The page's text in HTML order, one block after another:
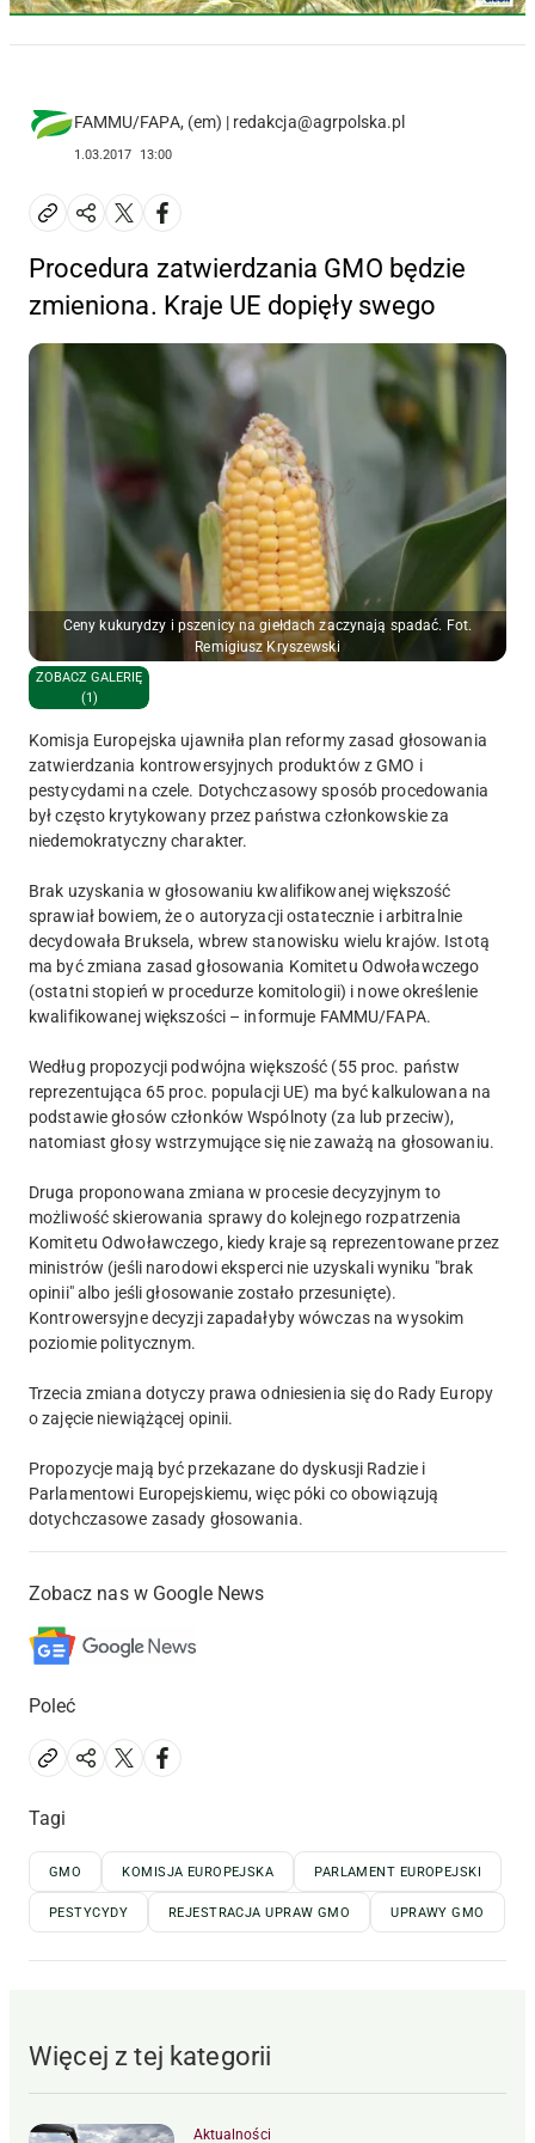
FAMMU/FAPA, (em) | redakcja@agrpolska.pl
1.03.2017 13:00
Procedura zatwierdzania GMO będzie
zmieniona. Kraje UE dopięły swego
Ceny kukurydzy i pszenicy na giełdach zaczynają spadać. Fot.
Remigiusz Kryszewski
ZOBACZ GALERIĘ
(1)
Komisja Europejska ujawniła plan reformy zasad głosowania
zatwierdzania kontrowersyjnych produktów z GMO i
pestycydami na czele. Dotychczasowy sposób procedowania
był często krytykowany przez państwa członkowskie za
niedemokratyczny charakter.
Brak uzyskania w głosowaniu kwalifikowanej większość
sprawiał bowiem, że o autoryzacji ostatecznie i arbitralnie
decydowała Bruksela, wbrew stanowisku wielu krajów. Istotą
ma być zmiana zasad głosowania Komitetu Odwoławczego
(ostatni stopień w procedurze komitologii) i nowe określenie
kwalifikowanej większości – informuje FAMMU/FAPA.
Według propozycji podwójna większość (55 proc. państw
reprezentująca 65 proc. populacji UE) ma być kalkulowana na
podstawie głosów członków Wspólnoty (za lub przeciw),
natomiast głosy wstrzymujące się nie zaważą na głosowaniu.
Druga proponowana zmiana w procesie decyzyjnym to
możliwość skierowania sprawy do kolejnego rozpatrzenia
Komitetu Odwoławczego, kiedy kraje są reprezentowane przez
ministrów (jeśli narodowi eksperci nie uzyskali wyniku "brak
opinii" albo jeśli głosowanie zostało przesunięte).
Kontrowersyjne decyzji zapadałyby wówczas na wysokim
poziomie politycznym.
Trzecia zmiana dotyczy prawa odniesienia się do Rady Europy
o zajęcie niewiążącej opinii.
Propozycje mają być przekazane do dyskusji Radzie i
Parlamentowi Europejskiemu, więc póki co obowiązują
dotychczasowe zasady głosowania.
Zobacz nas w Google News
Poleć
Tagi
GMO KOMISJA EUROPEJSKA PARLAMENT EUROPEJSKI
PESTYCYDY REJESTRACJA UPRAW GMO UPRAWY GMO
Więcej z tej kategorii
Aktualności